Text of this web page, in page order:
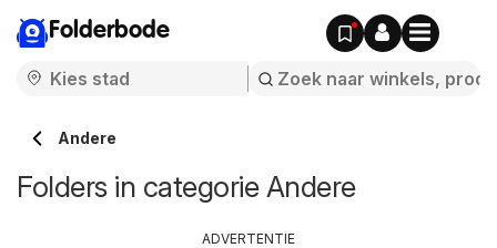
Folderbode
Andere
Folders in categorie Andere
ADVERTENTIE